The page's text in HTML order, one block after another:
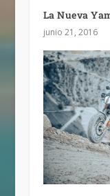
La Nueva
junio 21, 2016